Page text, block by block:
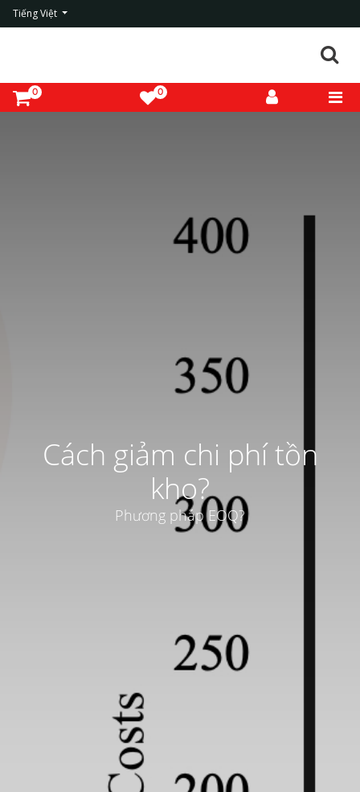
Tiếng Việt
0 0
Cách giảm chi phí tồn
kho?
Phương pháp EOQ?